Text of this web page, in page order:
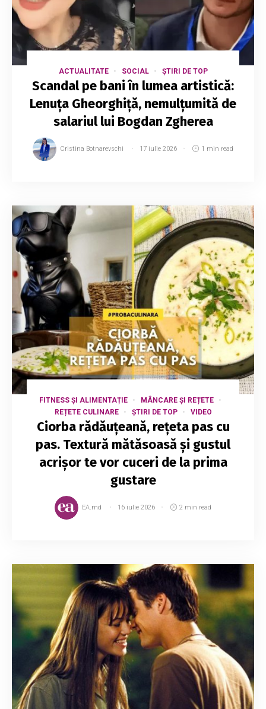
ACTUALITATE SOCIAL ȘTIRI DE TOP
Scandal pe bani în lumea artistică:
Lenuța Gheorghiță, nemulțumită de
salariul lui Bogdan Zgherea
Cristina Botnarevschi 17 iulie 2026 1 min read
FITNESS ȘI ALIMENTAȚIE
MÂNCARE ȘI REȚETE
REȚETE CULINARE
ȘTIRI DE TOP VIDEO
Ciorba rădăuțeană, rețeta pas cu
pas. Textură mătăsoasă și gustul
acrișor te vor cuceri de la prima
gustare
EA.md 16 iulie 2026 2 min read